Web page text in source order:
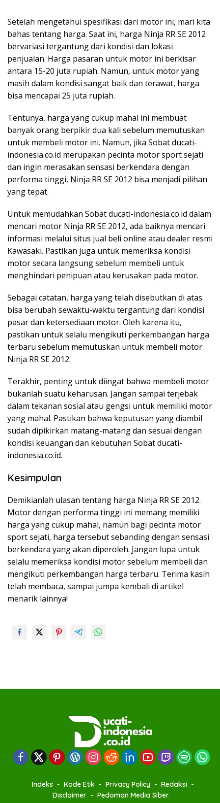
Setelah mengetahui spesifikasi dari motor ini, mari kita
bahas tentang harga. Saat ini, harga Ninja RR SE 2012
bervariasi tergantung dari kondisi dan lokasi
penjualan. Harga pasaran untuk motor ini berkisar
antara 15-20 juta rupiah. Namun, untuk motor yang
masih dalam kondisi sangat baik dan terawat, harga
bisa mencapai 25 juta rupiah.
Tentunya, harga yang cukup mahal ini membuat
banyak orang berpikir dua kali sebelum memutuskan
untuk membeli motor ini. Namun, jika Sobat ducati-
indonesia.co.id merupakan pecinta motor sport sejati
dan ingin merasakan sensasi berkendara dengan
performa tinggi, Ninja RR SE 2012 bisa menjadi pilihan
yang tepat.
Untuk memudahkan Sobat ducati-indonesia.co.id dalam
mencari motor Ninja RR SE 2012, ada baiknya mencari
informasi melalui situs jual beli online atau dealer resmi
Kawasaki. Pastikan juga untuk memeriksa kondisi
motor secara langsung sebelum membeli untuk
menghindari penipuan atau kerusakan pada motor.
Sebagai catatan, harga yang telah disebutkan di atas
bisa berubah sewaktu-waktu tergantung dari kondisi
pasar dan ketersediaan motor. Oleh karena itu,
pastikan untuk selalu mengikuti perkembangan harga
terbaru sebelum memutuskan untuk membeli motor
Ninja RR SE 2012.
Terakhir, penting untuk diingat bahwa membeli motor
bukanlah suatu keharusan. Jangan sampai terjebak
dalam tekanan sosial atau gengsi untuk memiliki motor
yang mahal. Pastikan bahwa keputusan yang diambil
sudah dipikirkan matang-matang dan sesuai dengan
kondisi keuangan dan kebutuhan Sobat ducati-
indonesia.co.id.
Kesimpulan
Demikianlah ulasan tentang harga Ninja RR SE 2012.
Motor dengan performa tinggi ini memang memiliki
harga yang cukup mahal, namun bagi pecinta motor
sport sejati, harga tersebut sebanding dengan sensasi
berkendara yang akan diperoleh. Jangan lupa untuk
selalu memeriksa kondisi motor sebelum membeli dan
mengikuti perkembangan harga terbaru. Terima kasih
telah membaca, sampai jumpa kembali di artikel
menarik lainnya!
Indeks Kode Etik Privacy Policy
Redaksi
Disclaimer
Pedoman Media Siber